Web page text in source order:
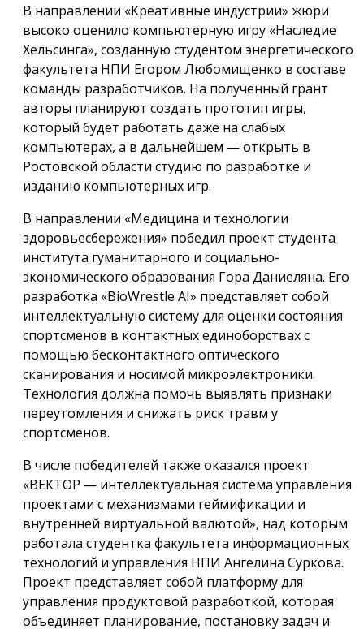
В направлении «Креативные индустрии» жюри
высоко оценило компьютерную игру «Наследие
Хельсинга», созданную студентом энергетического
факультета НПИ Егором Любомищенко в составе
команды разработчиков. На полученный грант
авторы планируют создать прототип игры,
который будет работать даже на слабых
компьютерах, а в дальнейшем — открыть в
Ростовской области студию по разработке и
изданию компьютерных игр.
В направлении «Медицина и технологии
здоровьесбережения» победил проект студента
института гуманитарного и социально-
экономического образования Гора Даниеляна. Его
разработка «BioWrestle AI» представляет собой
интеллектуальную систему для оценки состояния
спортсменов в контактных единоборствах с
помощью бесконтактного оптического
сканирования и носимой микроэлектроники.
Технология должна помочь выявлять признаки
переутомления и снижать риск травм у
спортсменов.
В числе победителей также оказался проект
«ВЕКТОР — интеллектуальная система управления
проектами с механизмами геймификации и
внутренней виртуальной валютой», над которым
работала студентка факультета информационных
технологий и управления НПИ Ангелина Суркова.
Проект представляет собой платформу для
управления продуктовой разработкой, которая
объединяет планирование, постановку задач и